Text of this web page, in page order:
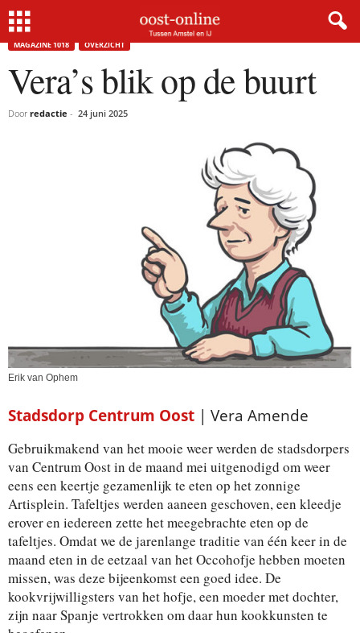
Home Vera’s blik op de buurt
MAGAZINE 1018 OVERZICHT
Vera’s blik op de buurt
Door redactie - 24 juni 2025
Erik van Ophem
Stadsdorp Centrum Oost | Vera Amende
Gebruikmakend van het mooie weer werden de stadsdorpers
van Centrum Oost in de maand mei uitgenodigd om weer
eens een keertje gezamenlijk te eten op het zonnige
Artisplein. Tafeltjes werden aaneen geschoven, een kleedje
erover en iedereen zette het meegebrachte eten op de
tafeltjes. Omdat we de jarenlange traditie van één keer in de
maand eten in de eetzaal van het Occohofje hebben moeten
missen, was deze bijeenkomst een goed idee. De
kookvrijwilligsters van het hofje, een moeder met dochter,
zijn naar Spanje vertrokken om daar hun kookkunsten te